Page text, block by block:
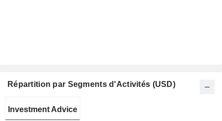
Répartition par Segments d'Activités (USD)
Fiscale:
Investment Advice